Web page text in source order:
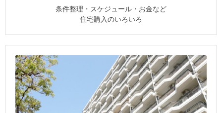
条件整理・スケジュール・お金など
住宅購入のいろいろ